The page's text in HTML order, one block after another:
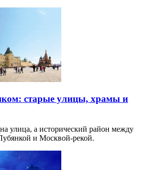
старые улицы, храмы и
улица, а исторический район между
и Москвой-рекой.